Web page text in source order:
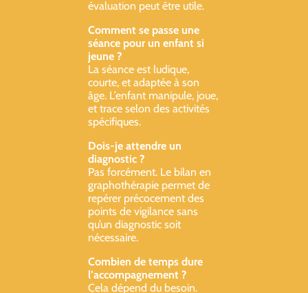
évaluation peut être utile.
Comment se passe une
séance pour un enfant si
jeune ?
La séance est ludique,
courte, et adaptée à son
âge. L’enfant manipule, joue,
et trace selon des activités
spécifiques.
Dois-je attendre un
diagnostic ?
Pas forcément. Le bilan en
graphothérapie permet de
repérer précocement des
points de vigilance sans
qu’un diagnostic soit
nécessaire.
Combien de temps dure
l’accompagnement ?
Cela dépend du besoin.